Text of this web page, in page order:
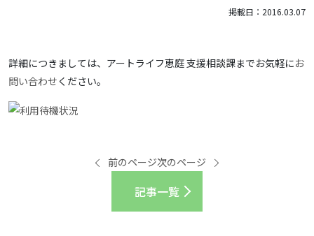
掲載日：2016.03.07
詳細につきましては、アートライフ恵庭 支援相談課までお気軽にお
問い合わせ ください。
前のページ
記事一覧
次のページ